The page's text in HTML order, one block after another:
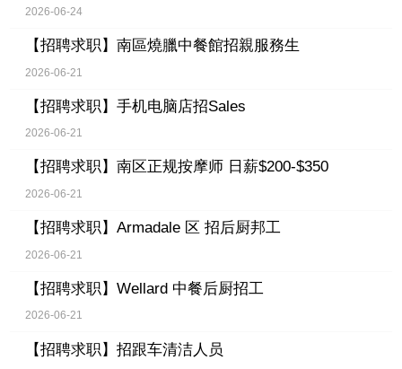
2026-06-24
【招聘求职】 南區燒臘中餐館招親服務生
2026-06-21
【招聘求职】 手机电脑店招Sales
2026-06-21
【招聘求职】 南区正规按摩师 日薪$200-$350
2026-06-21
【招聘求职】 Armadale 区 招后厨邦工
2026-06-21
【招聘求职】 Wellard 中餐后厨招工
2026-06-21
【招聘求职】 招跟车清洁人员